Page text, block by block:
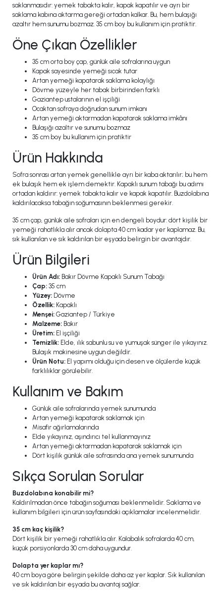
saklanmasıdır: yemek tabakta kalır, kapak kapatılır ve ayrı bir
saklama kabına aktarma gereği ortadan kalkar. Bu, hem bulaşığı
azaltır hem sunumu bozmaz. 35 cm boy bu kullanım için pratiktir.
Öne Çıkan Özellikler
35 cm orta boy çap, günlük aile sofralarına uygun
Kapak sayesinde yemeği sıcak tutar
Artan yemeği kapatarak saklama kolaylığı
Dövme yüzeyle her tabak birbirinden farklı
Gaziantep ustalarının el işçiliği
Ocaktan sofraya doğrudan sunum imkanı
Artan yemeği aktarmadan kapatarak saklama imkânı
Bulaşığı azaltır ve sunumu bozmaz
35 cm boy bu kullanım için pratiktir
Ürün Hakkında
Sofra sonrası artan yemek genellikle ayrı bir kaba aktarılır; bu hem
ek bulaşık hem ek işlem demektir. Kapaklı sunum tabağı bu adımı
ortadan kaldırır: yemek tabakta kalır ve kapak kapatılır. Buzdolabına
kaldırılacaksa tabağın soğumasının beklenmesi gerekir.
35 cm çap, günlük aile sofraları için en dengeli boydur: dört kişilik bir
yemeği rahatlıkla alır ancak dolapta 40 cm kadar yer kaplamaz. Bu,
sık kullanılan ve sık kaldırılan bir eşyada belirgin bir avantajdır.
Ürün Bilgileri
Ürün Adı: Bakır Dövme Kapaklı Sunum Tabağı
Çap: 35 cm
Yüzey: Dövme
Özellik: Kapaklı
Menşei: Gaziantep / Türkiye
Malzeme: Bakır
Üretim: El işçiliği
Temizlik: Elde, ılık sabunlu su ve yumuşak sünger ile yıkayınız.
Bulaşık makinesine uygun değildir.
Ürün Notu: El yapımı olduğu için desen ve ölçülerde küçük
farklılıklar görülebilir.
Kullanım ve Bakım
Günlük aile sofralarında yemek sunumunda
Artan yemeği kapatarak saklamak için
Misafir ağırlamalarında
Elde yıkayınız, aşındırıcı tel kullanmayınız
Artan yemeği aktarmadan kapatarak saklamak için
Dört kişilik günlük aile sofrasında ana yemek sunumunda
Sıkça Sorulan Sorular
Buzdolabına konabilir mi?
Kaldırılmadan önce tabağın soğuması beklenmelidir. Saklama ve
kullanım bilgileri için ürün sayfasındaki açıklamalar incelenmelidir.
35 cm kaç kişilik?
Dört kişilik bir yemeği rahatlıkla alır. Kalabalık sofralarda 40 cm,
küçük porsiyonlarda 30 cm daha uygundur.
Dolapta yer kaplar mı?
40 cm boya göre belirgin şekilde daha az yer kaplar. Sık kullanılan
ve sık kaldırılan bir eşyada bu avantaj sağlar.